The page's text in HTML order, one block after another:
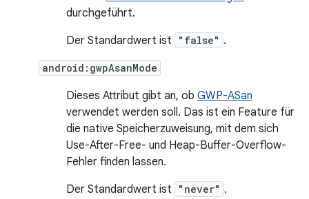
durchgeführt.
Der Standardwert ist
"false" .
android:gwpAsanMode
Dieses Attribut gibt an, ob GWP-ASan
verwendet werden soll. Das ist ein Feature für
die native Speicherzuweisung, mit dem sich
Use-After-Free- und Heap-Buffer-Overflow-
Fehler finden lassen.
Der Standardwert ist
"never" .